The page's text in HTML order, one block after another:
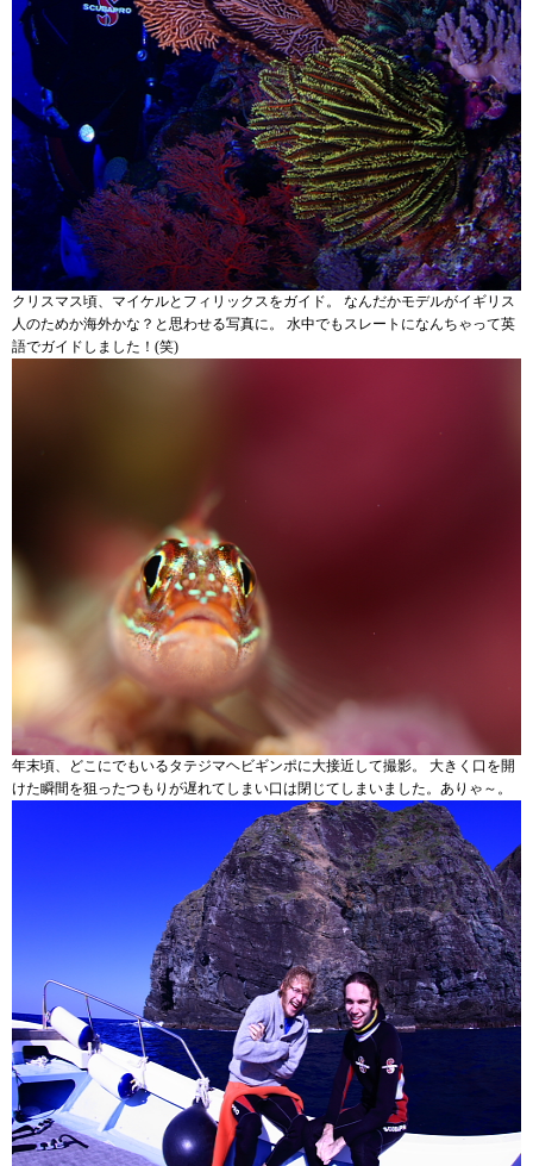
クリスマス頃、マイケルとフィリックスをガイド。 なんだかモデルがイギリス
人のためか海外かな？と思わせる写真に。 水中でもスレートになんちゃって英
語でガイドしました！(笑)
年末頃、どこにでもいるタテジマヘビギンポに大接近して撮影。 大きく口を開
けた瞬間を狙ったつもりが遅れてしまい口は閉じてしまいました。ありゃ～。